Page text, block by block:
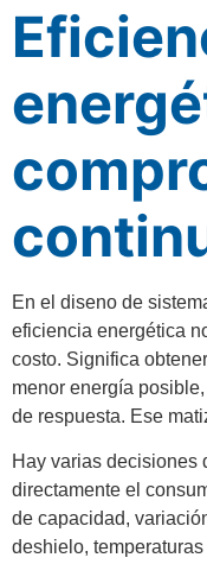
En el diseno de
eficiencia energética
costo. Significa
menor energía
de respuesta. Ese
Hay varias decisiones
directamente el
de capacidad,
deshielo,